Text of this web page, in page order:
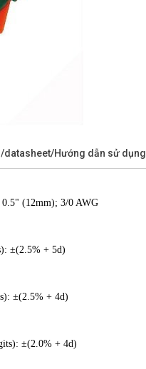
datasheet/Hướng dẫn sử dụng
(12mm); 3/0 AWG
+ 5d)
+ 4d)
±(2.0% + 4d)